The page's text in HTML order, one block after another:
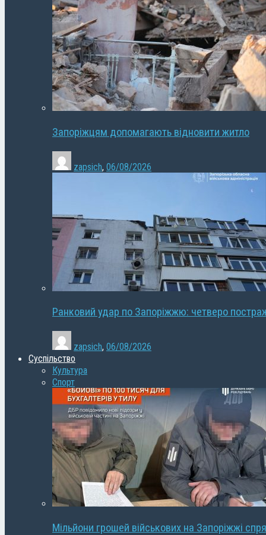
Запоріжцям допомагають відновити житло
zapsich, 06/08/2026
Ранковий удар по Запоріжжю: четверо
zapsich, 06/08/2026
Суспільство
Культура
Спорт
Мільйони грошей військових на Запоріжжі